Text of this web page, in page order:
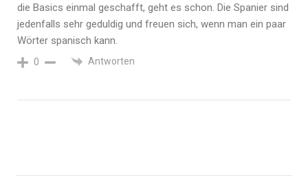
die Basics einmal geschafft, geht es schon. Die Spanier sind
jedenfalls sehr geduldig und freuen sich, wenn man ein paar
Wörter spanisch kann.
0 Antworten